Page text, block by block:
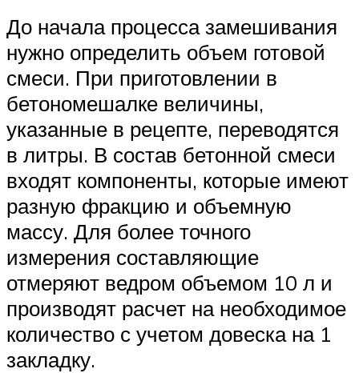
До начала процесса замешивания
нужно определить объем готовой
смеси. При приготовлении в
бетономешалке величины,
указанные в рецепте, переводятся
в литры. В состав бетонной смеси
входят компоненты, которые имеют
разную фракцию и объемную
массу. Для более точного
измерения составляющие
отмеряют ведром объемом 10 л и
производят расчет на необходимое
количество с учетом довеска на 1
закладку.